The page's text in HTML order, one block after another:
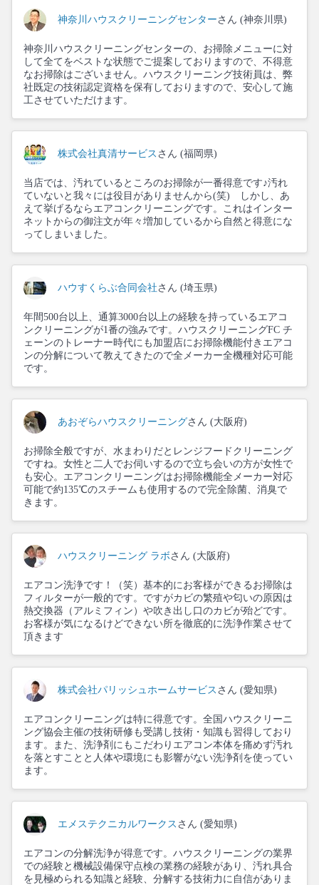
神奈川ハウスクリーニングセンター さん (神奈川県)
神奈川ハウスクリーニングセンターの、お掃除メニューに対
して全てをベストな状態でご提案しておりますので、不得意
なお掃除はございません。ハウスクリーニング技術員は、弊
社既定の技術認定資格を保有しておりますので、安心して施
工させていただけます。
株式会社真清サービス さん (福岡県)
当店では、汚れているところのお掃除が一番得意です♪汚れ
ていないと我々には役目がありませんから(笑) しかし、あ
えて挙げるならエアコンクリーニングです。これはインター
ネットからの御注文が年々増加しているから自然と得意にな
ってしまいました。
ハウすくらぶ合同会社 さん (埼玉県)
年間500台以上、通算3000台以上の経験を持っているエアコ
ンクリーニングが1番の強みです。ハウスクリーニングFC チ
ェーンのトレーナー時代にも加盟店にお掃除機能付きエアコ
ンの分解について教えてきたので全メーカー全機種対応可能
です。
あおぞらハウスクリーニングさん (大阪府)
お掃除全般ですが、水まわりだとレンジフードクリーニング
ですね。女性と二人でお伺いするので立ち会いの方が女性で
も安心。エアコンクリーニングはお掃除機能全メーカー対応
可能で約135℃のスチームも使用するので完全除菌、消臭で
きます。
ハウスクリーニング ラボ さん (大阪府)
エアコン洗浄です！（笑）基本的にお客様ができるお掃除は
フィルターが一般的です。ですがカビの繁殖や匂いの原因は
熱交換器（アルミフィン）や吹き出し口のカビが殆どです。
お客様が気になるけどできない所を徹底的に洗浄作業させて
頂きます
株式会社パリッシュホームサービス さん (愛知県)
エアコンクリーニングは特に得意です。全国ハウスクリーニ
ング協会主催の技術研修も受講し技術・知識も習得しており
ます。また、洗浄剤にもこだわりエアコン本体を痛めず汚れ
を落とすことと人体や環境にも影響がない洗浄剤を使ってい
ます。
エメステクニカルワークス さん (愛知県)
エアコンの分解洗浄が得意です。ハウスクリーニングの業界
での経験と機械設備保守点検の業務の経験があり、汚れ具合
を見極められる知識と経験、分解する技術力に自信がありま